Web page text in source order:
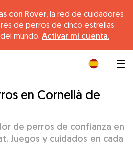
con Rover, la red de cuidadores
de perros de cinco estrellas
mundo. Activar mi cuenta.
en Cornellà de
de perros de confianza en
Juegos y cuidados en cada